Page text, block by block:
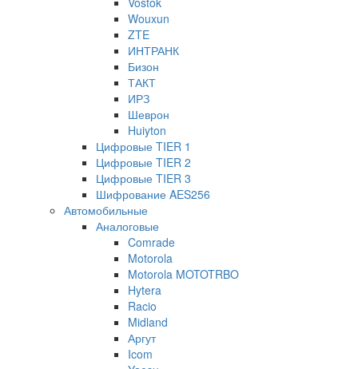
Wouxun
ZTE
ИНТРАНК
Бизон
ТАКТ
ИРЗ
Шеврон
Huiyton
Цифровые TIER 1
Цифровые TIER 2
Цифровые TIER 3
Шифрование AES256
Автомобильные
Аналоговые
Comrade
Motorola
Motorola MOTOTRBO
Hytera
Racio
Midland
Аргут
Icom